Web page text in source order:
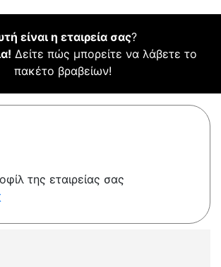
είναι η εταιρεία σας?
Δείτε πώς μπορείτε να λάβετε το
πακέτο βραβείων!
της εταιρείας σας